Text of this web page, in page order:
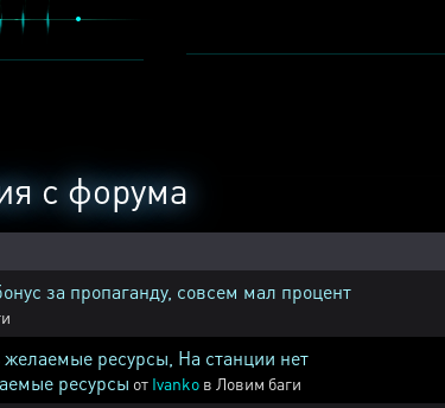
с форума
за пропаганду, совсем мал процент
желаемые ресурсы, На станции нет
ресурсы от Ivanko в Ловим баги